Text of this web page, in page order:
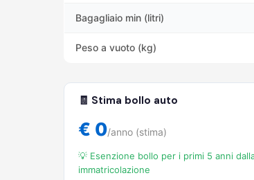
Bagagliaio min (litri)
Peso a vuoto (kg)
🧾 Stima bollo auto
€ 0/anno (stima)
💡 Esenzione bollo per i primi 5 anni
immatricolazione